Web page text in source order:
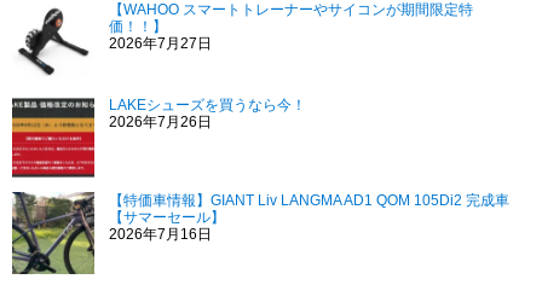
【WAHOO スマートトレーナーやサイコンが期間限定特
価！！】
2026年7月27日
LAKEシューズを買うなら今！
2026年7月26日
【特価車情報】GIANT Liv LANGMA AD1 QOM 105Di2 完成車
【サマーセール】
2026年7月16日